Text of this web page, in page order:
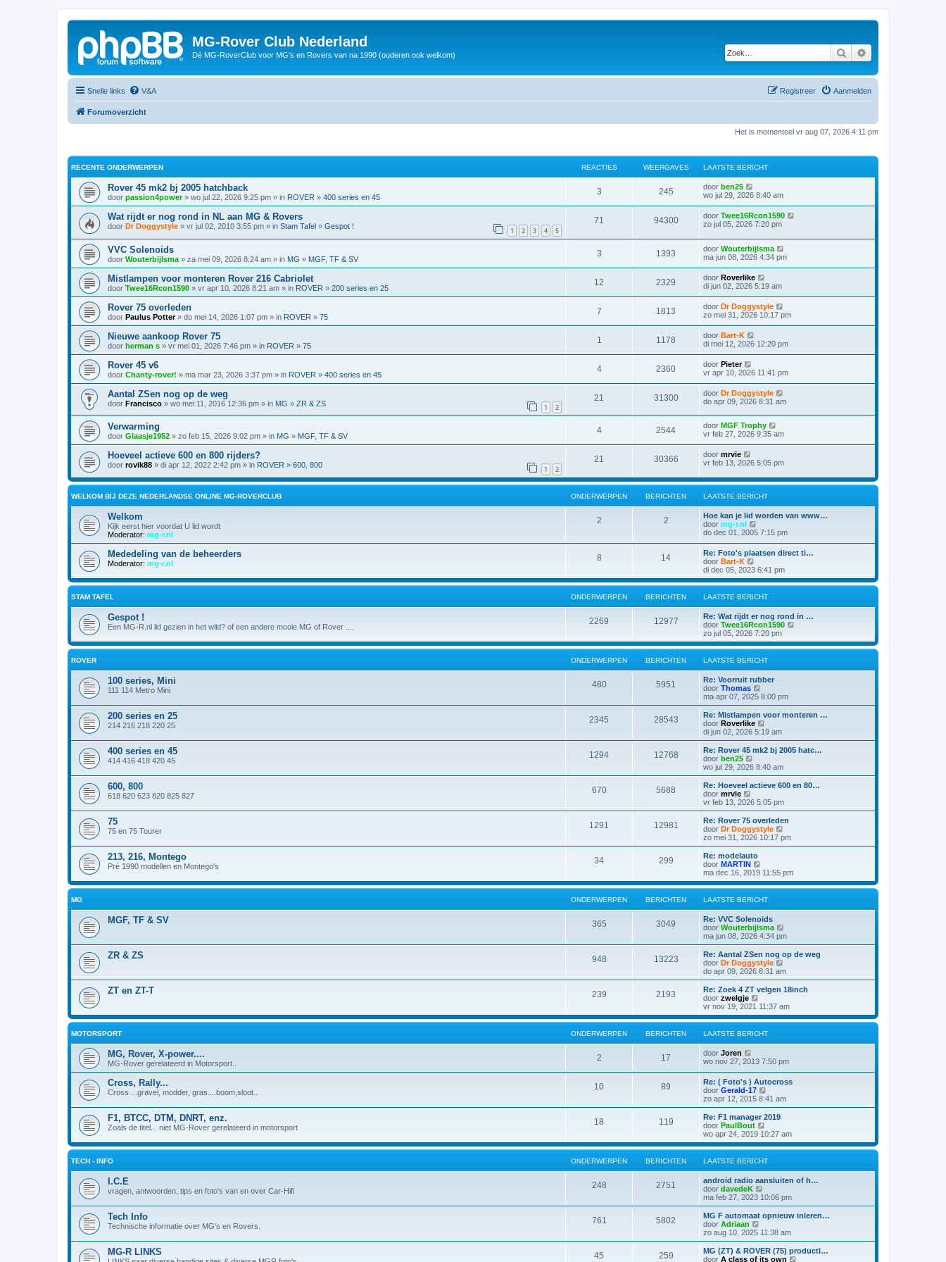
MG-Rover Club Nederland
Dé MG-RoverClub voor MG's en Rovers van na 1990 (ouderen ook welkom) Zoek
Snelle links V&A Aanmelden
Registreer
Forumoverzicht
Het is momenteel vr aug 07, 2026 4:11 pm
RECENTE ONDERWERPEN REACTIES WEERGAVES LAATSTE BERICHT
Rover 45 mk2 bj 2005 hatchback
door passion4power» wo jul 22, 2026 9:25 pm » in ROVER » 400 series en 45
3 245 door ben25
wo jul 29, 2026 8:40 am
Wat rijdt er nog rond in NL aan MG & Rovers
1 2 3 4 5
door Dr Doggystyle » vr jul 02, 2010 3:55 pm » in Stam Tafel » Gespot !
71 94300 door Twee16Rcon1590
zo jul 05, 2026 7:20 pm
VVC Solenoids
door Wouterbijlsma » za mei 09, 2026 8:24 am » in MG » MGF, TF & SV
3 1393 door Wouterbijlsma
ma jun 08, 2026 4:34 pm
Mistlampen voor monteren Rover 216 Cabriolet
door Twee16Rcon1590 » vr apr 10, 2026 8:21 am » in ROVER » 200 series en 25
12 2329 door Roverlike
di jun 02, 2026 5:19 am
Rover 75 overleden
door Paulus Potter» do mei 14, 2026 1:07 pm » in ROVER » 75
7 1813 door Dr Doggystyle
zo mei 31, 2026 10:17 pm
Nieuwe aankoop Rover 75
door herman s » vr mei 01, 2026 7:46 pm » in ROVER » 75
1 1178 door Bart-K
di mei 12, 2026 12:20 pm
Rover 45 v6
door Chanty-rover! » ma mar 23, 2026 3:37 pm » in ROVER » 400 series en 45
4 2360 door Pieter
vr apr 10, 2026 11:41 pm
Aantal ZSen nog op de weg
1 2
door Francisco » wo mei 11, 2016 12:36 pm » in MG » ZR & ZS
21 31300 door Dr Doggystyle
do apr 09, 2026 8:31 am
Verwarming
door Glaasje1952 » zo feb 15, 2026 9:02 pm » in MG » MGF, TF & SV
4 2544 door MGF Trophy
vr feb 27, 2026 9:35 am
Hoeveel actieve 600 en 800 rijders?
1 2
door rovik88 » di apr 12, 2022 2:42 pm » in ROVER » 600, 800
21 30366 door mrvie
vr feb 13, 2026 5:05 pm
WELKOM BIJ DEZE NEDERLANDSE ONLINE MG-ROVERCLUB ONDERWERPEN BERICHTEN LAATSTE BERICHT
Welkom
Kijk eerst hier voordat U lid wordt
Moderator: mg-r.nl
2 2
Hoe kan je lid worden van www…
door mg-r.nl
e
j
k
l
a
t
s
t
e
b
e
r
i
h
t
do dec 01, 2005 7:15 pm
Mededeling van de beheerders
Moderator: mg-r.nl
8 14
Re: Foto's plaatsen direct ti…
door Bart-K
e
k
i
j
a
a
t
s
e
b
e
r
i
c
h
t
di dec 05, 2023 6:41 pm
STAM TAFEL ONDERWERPEN BERICHTEN LAATSTE BERICHT
Gespot !
Een MG-R.nl lid gezien in het wild? of een andere mooie MG of Rover ....
2269 12977
Re: Wat rijdt er nog rond in …
door Twee16Rcon1590
k
i
s
t
e
r
h
t
zo jul 05, 2026 7:20 pm
ROVER ONDERWERPEN BERICHTEN LAATSTE BERICHT
100 series, Mini
111 114 Metro Mini
480 5951
Re: Voorruit rubber
door Thomas
e
k
j
k
a
a
s
e
e
r
i
c
h
t
ma apr 07, 2025 8:00 pm
200 series en 25
214 216 218 220 25
2345 28543
Re: Mistlampen voor monteren …
door Roverlike
e
k
i
k
a
t
s
e
b
e
r
h
t
di jun 02, 2026 5:19 am
400 series en 45
414 416 418 420 45
1294 12768
Re: Rover 45 mk2 bj 2005 hatc…
door ben25
e
k
i
k
a
t
s
e
b
e
r
c
h
t
wo jul 29, 2026 8:40 am
600, 800
618 620 623 820 825 827
670 5688
Re: Hoeveel actieve 600 en 80…
door mrvie
e
k
i
j
k
a
a
t
s
t
b
e
r
i
c
h
t
vr feb 13, 2026 5:05 pm
75
75 en 75 Tourer
1291 12981
Re: Rover 75 overleden
door Dr Doggystyle
e
k
k
l
a
s
b
e
r
c
h
t
zo mei 31, 2026 10:17 pm
213, 216, Montego
Pré 1990 modellen en Montego's
34 299
Re: modelauto
door MARTIN
e
k
i
j
a
a
t
s
t
e
b
e
r
c
h
t
ma dec 16, 2019 11:55 pm
MG ONDERWERPEN BERICHTEN LAATSTE BERICHT
MGF, TF & SV 365 3049
Re: VVC Solenoids
door Wouterbijlsma
e
k
i
k
a
a
s
t
e
i
c
h
t
ma jun 08, 2026 4:34 pm
ZR & ZS 948 13223
Re: Aantal ZSen nog op de weg
door Dr Doggystyle
e
k
i
k
a
s
e
b
e
i
c
do apr 09, 2026 8:31 am
ZT en ZT-T 239 2193
Re: Zoek 4 ZT velgen 18inch
door zwelgje
e
k
i
j
a
t
s
t
e
b
e
r
c
h
t
vr nov 19, 2021 11:37 am
MOTORSPORT ONDERWERPEN BERICHTEN LAATSTE BERICHT
MG, Rover, X-power....
MG-Rover gerelateerd in Motorsport..
2 17 door Joren
e
j
k
l
a
a
t
s
t
e
b
e
r
i
c
h
t
wo nov 27, 2013 7:50 pm
Cross, Rally...
Cross ...gravel, modder, gras....boom,sloot..
10 89
Re: ( Foto's ) Autocross
door Gerald-17
e
k
i
k
a
a
s
t
b
e
r
c
h
t
zo apr 12, 2015 8:41 am
F1, BTCC, DTM, DNRT, enz.
Zoals de titel... niet MG-Rover gerelateerd in motorsport
18 119
Re: F1 manager 2019
door PaulBout
e
k
i
j
a
t
s
t
b
e
r
i
wo apr 24, 2019 10:27 am
TECH - INFO ONDERWERPEN BERICHTEN LAATSTE BERICHT
I.C.E
vragen, antwoorden, tips en foto's van en over Car-Hifi
248 2751
android radio aansluiten of h…
door davedeK
e
k
i
k
a
a
ma feb 27, 2023 10:06 pm
Tech Info
Technische informatie over MG's en Rovers.
761 5802
MG F automaat opnieuw inleren…
door Adriaan
e
k
i
j
zo aug 10, 2025 11:38 am
MG-R LINKS 45 259
MG (ZT) & ROVER (75) producti…
door A class of its own